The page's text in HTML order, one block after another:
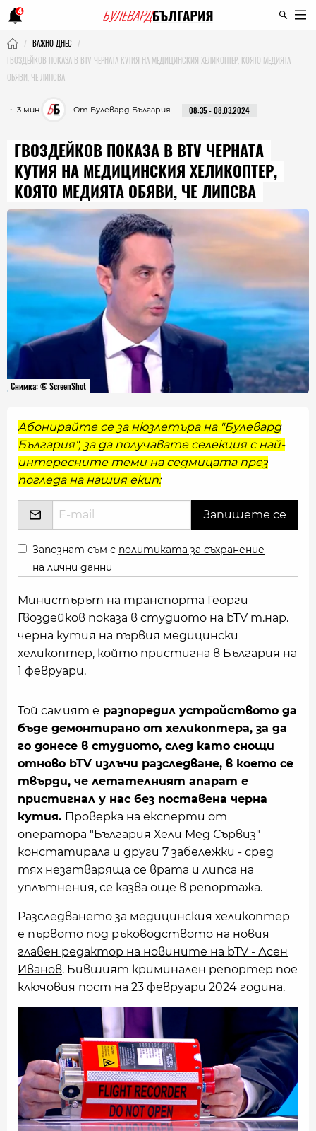
4
ВАЖНО ДНЕС
ГВОЗДЕЙКОВ ПОКАЗА В BTV ЧЕРНАТА КУТИЯ НА МЕДИЦИНСКИЯ ХЕЛИКОПТЕР, КОЯТО МЕДИЯТА
ОБЯВИ, ЧЕ ЛИПСВА
・ 3 мин. От Булевард България 08:35 - 08.03.2024
ГВОЗДЕЙКОВ ПОКАЗА В BTV ЧЕРНАТА
КУТИЯ НА МЕДИЦИНСКИЯ ХЕЛИКОПТЕР,
КОЯТО МЕДИЯТА ОБЯВИ, ЧЕ ЛИПСВА
Снимка: © ScreenShot
Абонирайте се за нюзлетъра на "Булевард
България", за да получавате селекция с най-
интересните теми на седмицата през
погледа на нашия екип:
Запознат съм с политиката за съхранение
на лични данни
Министърът на транспорта Георги
Гвоздейков показа в студиото на bTV т.нар.
черна кутия на първия медицински
хеликоптер, който пристигна в България на
1 февруари.
Той самият е разпоредил устройството да
бъде демонтирано от хеликоптера, за да
го донесе в студиото, след като снощи
отново bTV излъчи разследване, в което се
твърди, че летателният апарат е
пристигнал у нас без поставена черна
кутия. Проверка на експерти от
оператора "България Хели Мед Сървиз"
констатирала и други 7 забележки - сред
тях незатваряща се врата и липса на
уплътнения, се казва още в репортажа.
Разследването за медицинския хеликоптер
е първото под ръководството на новия
главен редактор на новините на bTV - Асен
Иванов. Бившият криминален репортер пое
ключовия пост на 23 февруари 2024 година.